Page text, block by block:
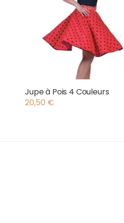
Jupe à Pois 4 Couleurs
20,50 €